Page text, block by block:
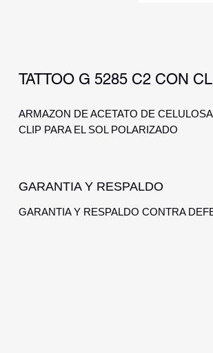
TATTOO G 5285 C2 CON
ARMAZON DE ACETATO DE
CLIP PARA EL SOL POLARIZADO
GARANTIA Y RESPALDO
GARANTIA Y RESPALDO CONTRA